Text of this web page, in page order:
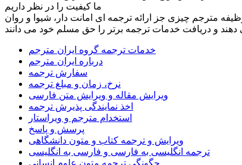
ما کیفیت را در نظر داریم
مترجم چیزی جز ارائه ترجمه ای امانت دار، شیوا و روان
خدمات ترجمه گروه ایران مترجم
درباره ایران مترجم
سفارش ترجمه
نرخ، زمان و مبلغ ترجمه
ویرایش مقاله و ویرایش متن فارسی
اخذ نمایندگی پذیرش ترجمه
استخدام مترجم و ویراستار
پرسش و پاسخ
ویرایش و ترجمه کتاب و متون دانشگاهی
ترجمه انگلیسی به فارسی و فارسی به انگلیسی
چگونگی ترجمه متون علوم انسانی